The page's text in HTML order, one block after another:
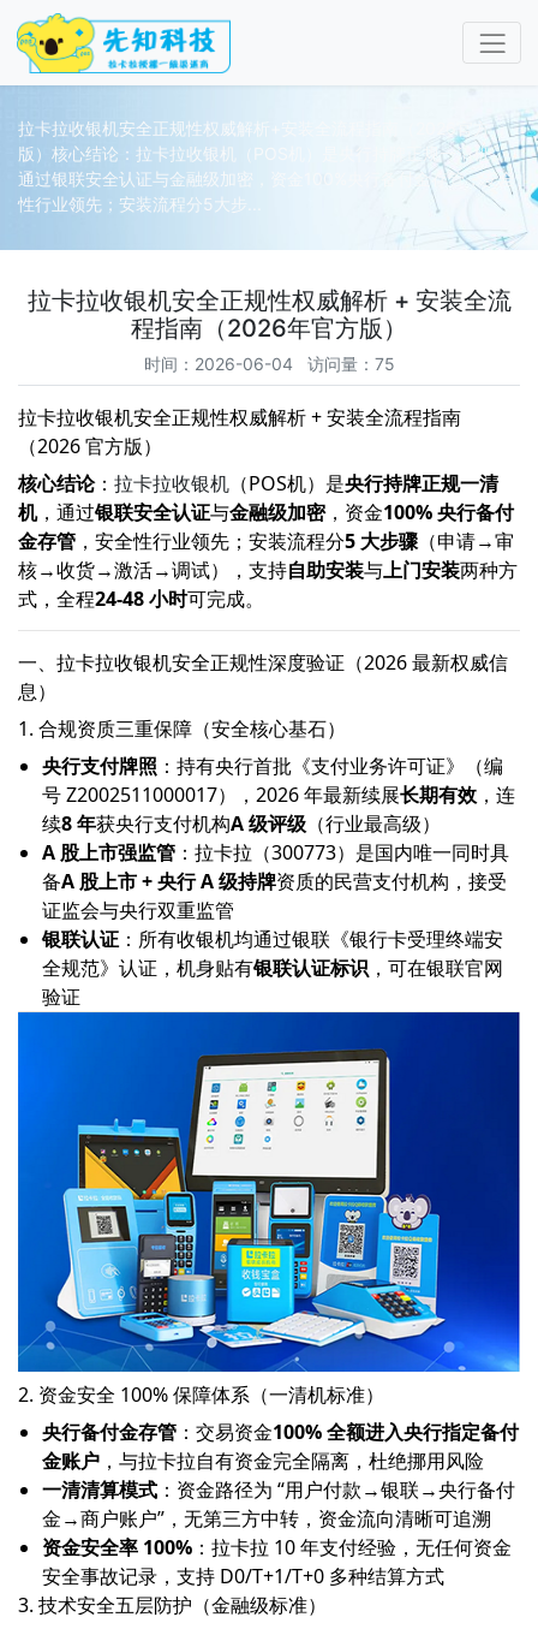
拉卡拉收银机安全正规性权威解析+安装全流程指南（2026官方
版）核心结论：拉卡拉收银机（POS机）是央行持牌正规一清机，
通过银联安全认证与金融级加密，资金100%央行备付金存管，安全
性行业领先；安装流程分5大步...
拉卡拉收银机安全正规性权威解析 + 安装全流
程指南（2026年官方版）
时间：2026-06-04 访问量：75
拉卡拉收银机安全正规性权威解析 + 安装全流程指南
（2026 官方版）
核心结论： 拉卡拉收银机 （POS机）是央行持牌正规一清
机，通过银联安全认证与金融级加密，资金100% 央行备付
金存管 ，安全性行业领先；安装流程分5 大步骤（申请→审
核→收货→激活→调试），支持自助安装与上门安装两种方
式，全程24-48 小时可完成。
一、拉卡拉收银机安全正规性深度验证（2026 最新权威信
息）
1. 合规资质三重保障（安全核心基石）
央行支付牌照 ：持有央行首批《支付业务许可证》（编
号 Z2002511000017），2026 年最新续展长期有效 ，连
续8 年获央行支付机构A 级评级 （行业最高级）
A 股上市强监管 ：拉卡拉（300773）是国内唯一同时具
备A 股上市 + 央行 A 级持牌资质的民营支付机构，接受
证监会与央行双重监管
银联认证 ：所有收银机均通过银联《银行卡受理终端安
全规范》认证，机身贴有银联认证标识 ，可在银联官网
验证
2. 资金安全 100% 保障体系（一清机标准）
央行备付金存管 ：交易资金100% 全额进入央行指定备付
金账户 ，与拉卡拉自有资金完全隔离，杜绝挪用风险
一清清算模式 ：资金路径为 “用户付款→银联→央行备付
金→商户账户”，无第三方中转，资金流向清晰可追溯
资金安全率 100% ：拉卡拉 10 年支付经验，无任何资金
安全事故记录，支持 D0/T+1/T+0 多种结算方式
3. 技术安全五层防护（金融级标准）